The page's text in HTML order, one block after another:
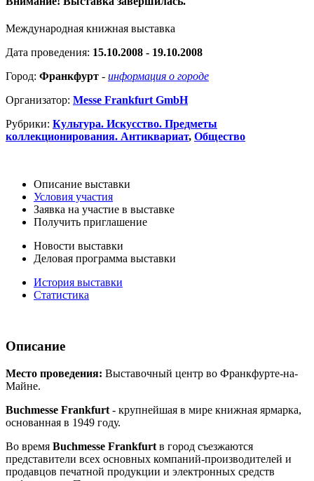
Международная книжная выставка
Дата проведения: 15.10.2008 - 19.10.2008
Город: Франкфурт - информация о городе
Организатор: Messe Frankfurt GmbH
Рубрики: Культура. Искусство. Предметы
коллекционирования. Антиквариат, Общество
Описание выставки
Условия участия
Заявка на участие в выставке
Получить приглашение
Новости выставки
Деловая программа выставки
История выставки
Статистика
Описание
Место проведения: Выставочный центр во Франкфурте-на-
Майне.
Buchmesse Frankfurt - крупнейшая в мире книжная ярмарка,
основанная в 1949 году.
Во время Buchmesse Frankfurt в город съезжаются
представители всех основных компаний-производителей и
продавцов печатной продукции и электронных средств